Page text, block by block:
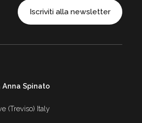
Iscriviti alla newsletter
Spinato
(Treviso) Italy